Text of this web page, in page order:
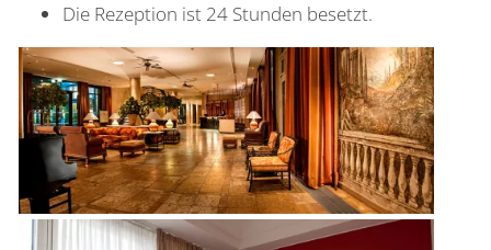
Die Rezeption ist 24 Stunden besetzt.